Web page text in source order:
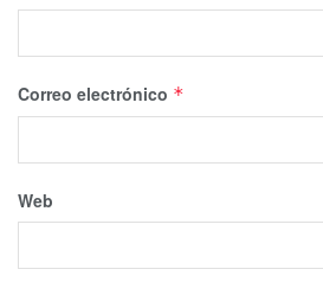
Correo electrónico *
Web